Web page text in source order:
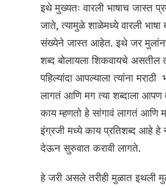
इथे मुख्यतः वारली भाषाच जास्त
जाते, त्यामुळे शाळेमध्ये वारली भाषा
संख्येने जास्त आहेत. इथे जर
शब्द बोलायला शिकवायचे असतील
पहिल्यांदा आपल्याला त्यांना मराठी
लागतं आणि मग त्या शब्दाला आपण
काय म्हणतो हे सांगावं लागतं आणि
इंग्रजी मध्ये काय प्रतिशब्द आहे हे
देऊन सुरुवात करावी लागते.
हे जरी असले तरीही मुळात इथली